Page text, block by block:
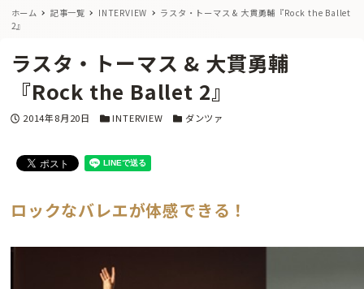
ホーム 記事一覧 INTERVIEW
ラスタ・トーマス & 大貫勇輔『Rock the Ballet
2』
ラスタ・トーマス & 大貫勇輔
『Rock the Ballet 2』
投稿日
2014年8月20日 カテゴリー
INTERVIEW カテゴリー
ダンツァ
ロックなバレエが体感できる！